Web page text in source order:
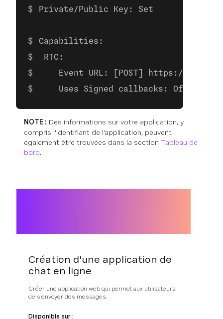
Private/Public Key: Set
Capabilities:
RTC:
Event URL: [POST] https://
    Uses Signed callbacks: Off
NOTE : Des informations sur votre application, y
compris l'identifiant de l'application, peuvent
également être trouvées dans la section Tableau de
bord.
Création d'une application de
chat en ligne
Créer une application web qui permet aux utilisateurs
de s'envoyer des messages.
Disponible sur :